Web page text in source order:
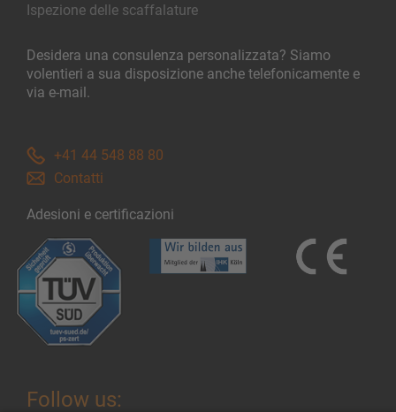
Ispezione delle scaffalature
Desidera una consulenza personalizzata? Siamo
volentieri a sua disposizione anche telefonicamente e
via e-mail.
+41 44 548 88 80
Contatti
Adesioni e certificazioni
Follow us: